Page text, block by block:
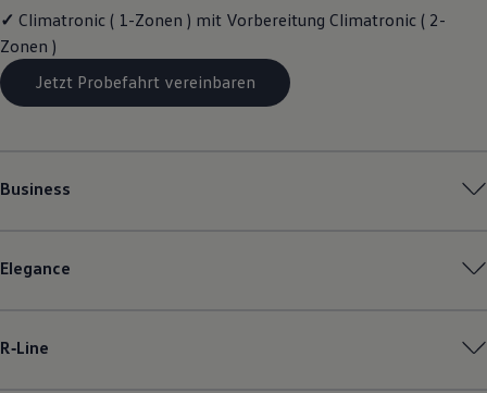
Updates für Software, Karten und Radio
Vorgängermodelle
Kundeninformationen
Volkswagen Kundenbetreuung
✓ Climatronic ( 1-Zonen ) mit Vorbereitung Climatronic ( 2-
Zonen )
Jetzt Probefahrt vereinbaren
Business
Elegance
R‑Line